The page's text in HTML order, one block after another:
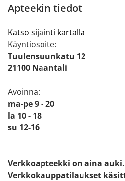
Apteekin tiedot
Katso sijainti kartalla
Käyntiosoite:
Tuulensuunkatu 12
21100 Naantali
Avoinna:
ma-pe 9 - 20
la 10 - 18
su 12-16
Verkkoapteekki on aina auki.
Verkkokauppatilaukset